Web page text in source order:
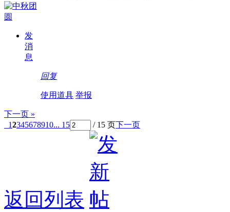
发
消
息
回复
使用道具 举报
下一页 »
12345678910... 15 / 15 页下一页
返回列表